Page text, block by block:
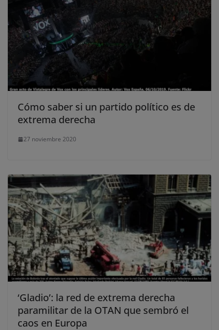
Cómo saber si un partido político es de
extrema derecha
27 noviembre 2020
‘Gladio’: la red de extrema derecha
paramilitar de la OTAN que sembró el
caos en Europa